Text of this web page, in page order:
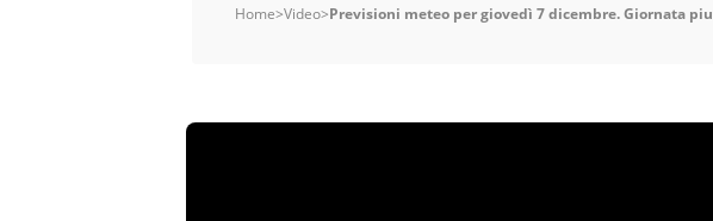
Home>Video>Previsioni meteo per giovedì 7 dicembre. Giornata